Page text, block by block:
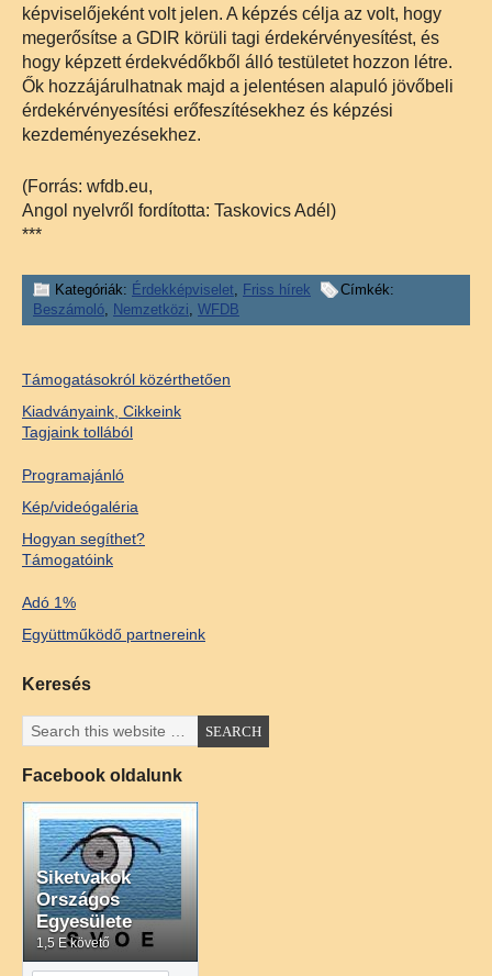
képviselőjeként volt jelen. A képzés célja az volt, hogy
megerősítse a GDIR körüli tagi érdekérvényesítést, és
hogy képzett érdekvédőkből álló testületet hozzon létre.
Ők hozzájárulhatnak majd a jelentésen alapuló jövőbeli
érdekérvényesítési erőfeszítésekhez és képzési
kezdeményezésekhez.
(Forrás: wfdb.eu,
Angol nyelvről fordította: Taskovics Adél)
***
Kategóriák: Érdekképviselet, Friss hírek
Címkék:
Beszámoló, Nemzetközi, WFDB
Támogatásokról közérthetően
Kiadványaink, Cikkeink
Tagjaink tollából
Programajánló
Kép/videógaléria
Hogyan segíthet?
Támogatóink
Adó 1%
Együttműködő partnereink
Keresés
Facebook oldalunk
Siketvakok
Országos
Egyesülete
1,5 E követő